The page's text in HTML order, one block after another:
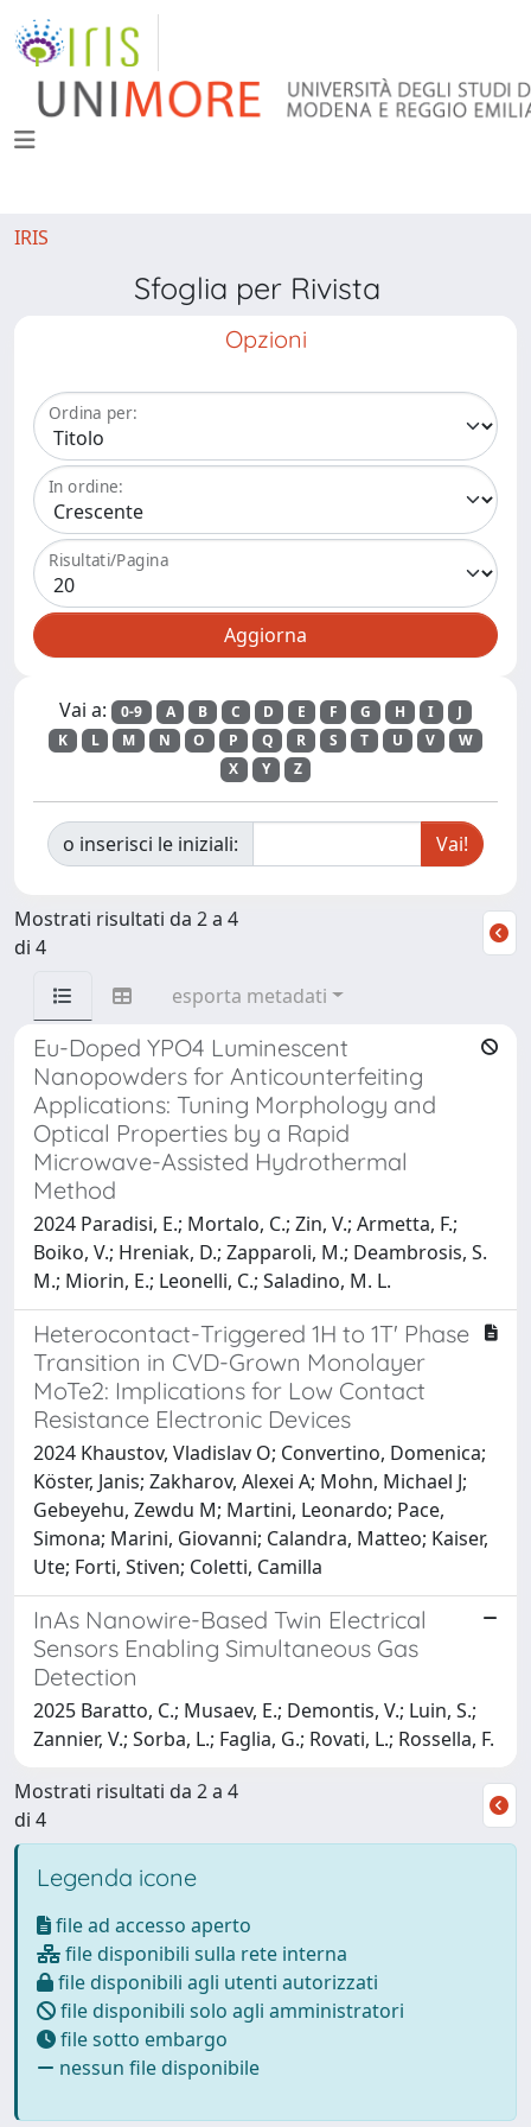
IRIS
Sfoglia per Rivista
Opzioni
Ordina per:
In ordine:
Risultati/Pagina
Vai a: 0-9 A B C D E F G H I
J
K
L M N O P Q R S T U V
W
X
Y Z
o inserisci le iniziali:
Mostrati risultati da 2 a 4
di 4
esporta metadati
Eu-Doped YPO4 Luminescent
Nanopowders for Anticounterfeiting
Applications: Tuning Morphology and
Optical Properties by a Rapid
Microwave-Assisted Hydrothermal
Method
2024 Paradisi, E.; Mortalo, C.; Zin, V.; Armetta, F.;
Boiko, V.; Hreniak, D.; Zapparoli, M.; Deambrosis, S.
M.; Miorin, E.; Leonelli, C.; Saladino, M. L.
Heterocontact-Triggered 1H to 1T' Phase
Transition in CVD-Grown Monolayer
MoTe2: Implications for Low Contact
Resistance Electronic Devices
2024 Khaustov, Vladislav O; Convertino, Domenica;
Köster, Janis; Zakharov, Alexei A; Mohn, Michael J;
Gebeyehu, Zewdu M; Martini, Leonardo; Pace,
Simona; Marini, Giovanni; Calandra, Matteo; Kaiser,
Ute; Forti, Stiven; Coletti, Camilla
InAs Nanowire-Based Twin Electrical
Sensors Enabling Simultaneous Gas
Detection
2025 Baratto, C.; Musaev, E.; Demontis, V.; Luin, S.;
Zannier, V.; Sorba, L.; Faglia, G.; Rovati, L.; Rossella, F.
Mostrati risultati da 2 a 4
di 4
Legenda icone
file ad accesso aperto
file disponibili sulla rete interna
file disponibili agli utenti autorizzati
file disponibili solo agli amministratori
file sotto embargo
nessun file disponibile